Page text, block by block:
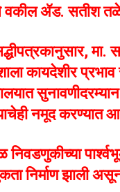
वकील ॲड. सतीश
मा.
कायदेशीर
नमूद करण्यात
निवडणुकीच्या
निर्माण झाली